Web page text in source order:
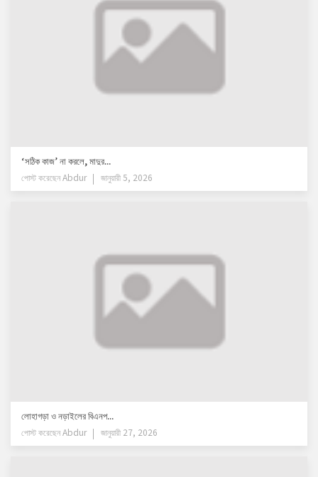
‘সঠিক কাজ’ না করলে, মাদুর...
পোস্ট করেছেনAbdur জানুয়ারী 5, 2026
লোহাগড়া ও নড়াইলের বিএনপ...
পোস্ট করেছেনAbdur জানুয়ারী 27, 2026